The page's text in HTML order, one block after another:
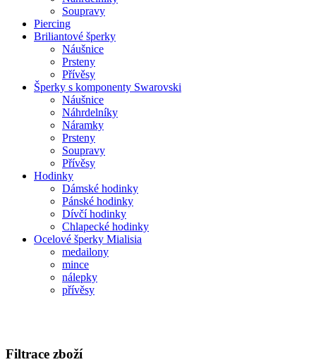
Soupravy
Piercing
Briliantové šperky
Náušnice
Prsteny
Přívěsy
Šperky s komponenty Swarovski
Náušnice
Náhrdelníky
Náramky
Prsteny
Soupravy
Přívěsy
Hodinky
Dámské hodinky
Pánské hodinky
Dívčí hodinky
Chlapecké hodinky
Ocelové šperky Mialisia
medailony
mince
nálepky
přívěsy
Filtrace zboží